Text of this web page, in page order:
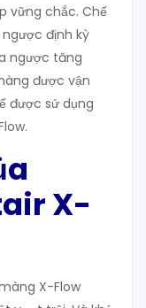
vững chắc. Chế
định kỳ
ngược tăng
được vận
được sử dụng
X-
X-Flow